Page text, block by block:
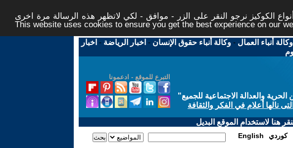
الكوكيز نرجو النقر على الزر - موافق - لكي لاتظهر هذه الرسالة مرة اخرى -
This website uses cookies to ensure you get the best experience on our
وكالة أنباء العمال -وكالة أنباء حقوق الإنسان - اخبار الرياضة - اخبار
التبرع للموقع - ادعمونا
والعدالة الاجتماعية للجميع"
نالها أعلام في الفكر والثقافة
هنا لاستخدام الموقع البديل
English كوردي